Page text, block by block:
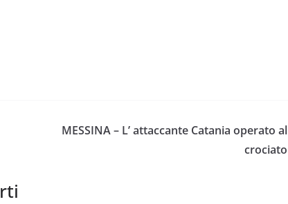
MESSINA – L’ attaccante Catania operato al
crociato